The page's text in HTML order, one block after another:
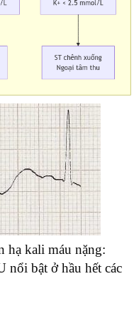
hạ kali máu nặng:
nổi bật ở hầu hết các